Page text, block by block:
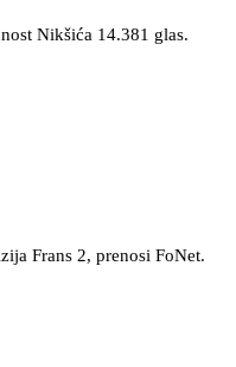
Nikšića 14.381 glas.
Frans 2, prenosi FoNet.